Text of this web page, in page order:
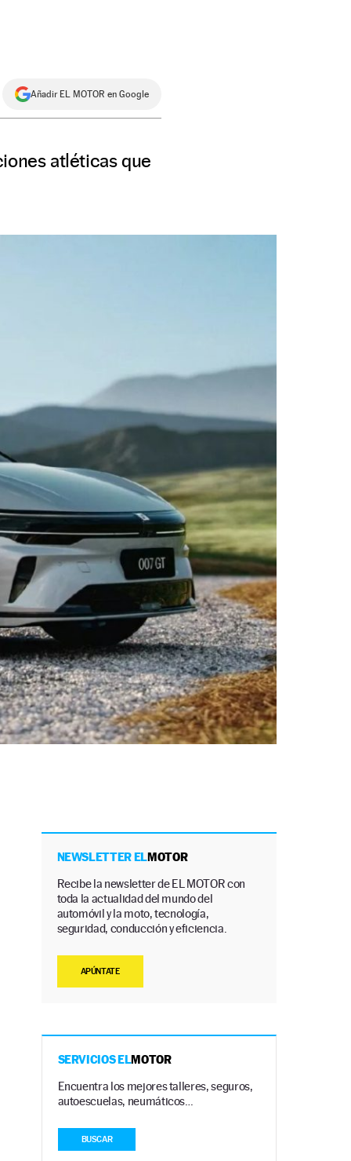
Añadir EL MOTOR en Google
atléticas que
NEWSLETTER ELMOTOR
Recibe la newsletter de EL MOTOR con
toda la actualidad del mundo del
automóvil y la moto, tecnología,
seguridad, conducción y eficiencia.
APÚNTATE
SERVICIOS ELMOTOR
Encuentra los mejores talleres, seguros,
autoescuelas, neumáticos…
BUSCAR